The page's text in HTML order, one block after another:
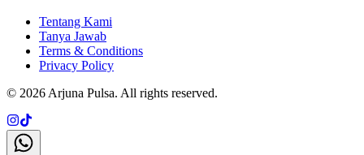
Tentang Kami
Tanya Jawab
Terms & Conditions
Privacy Policy
© 2026 Arjuna Pulsa. All rights reserved.